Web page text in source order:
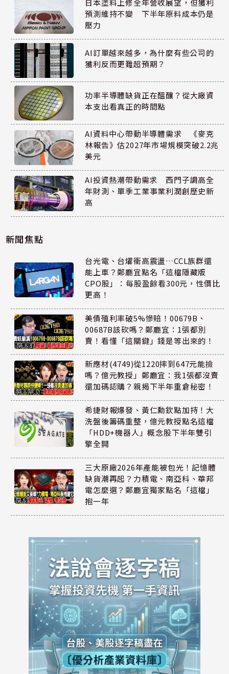
日本塗料上修全年營收展望，但獲利
預測維持不變 下半年原料成本仍是
壓力
AI訂單越來越多，為什麼有些公司的
獲利反而更難超預期？
功率半導體缺貨正在醞釀？從大廠資
本支出看真正的時間點
AI資料中心帶動半導體需求 《麥克
林報告》估2027年市場規模突破2.2兆
美元
AI投資熱潮帶動需求 西門子調高全
年財測、單季工業事業利潤創歷史新
高
新聞焦點
台光電、台燿衝高震盪…CCL族群還
能上車？鄭廳宜點名「這檔隱藏版
CPO股」：每股盈餘看300元，性價比
更高！
美債殖利率破5%慘賠！00679B、
00687B該砍嗎？鄭廳宜：1張都別
賣！看懂「這關鍵」錢是等出來的！
新應材(4749)從1220摔到647元能撿
嗎？億元教授」鄭廳宜：我1張都沒賣
還加碼認購？親揭下半年重倉秘密！
希捷財報爆發、黃仁勳欽點加持！大
洗盤後籌碼重整，億元教授點名這檔
「HDD+機器人」概念股下半年雙引
擎全開
三大原廠2026年產能被包光！記憶體
缺貨潮再起？力積電、南亞科、華邦
電怎麼選？鄭廳宜獨家點名「這檔」
抱一年